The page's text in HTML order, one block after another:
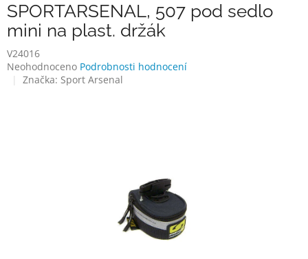
SPORTARSENAL, 507 pod sedlo
mini na plast. držák
V24016
Průměrné
hodnocení
Neohodnoceno Podrobnosti hodnocení
Značka: Sport Arsenal